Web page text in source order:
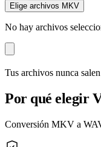
Elige archivos MKV
No hay archivos
Tus archivos nunca
Por qué elegir
Conversión MKV a